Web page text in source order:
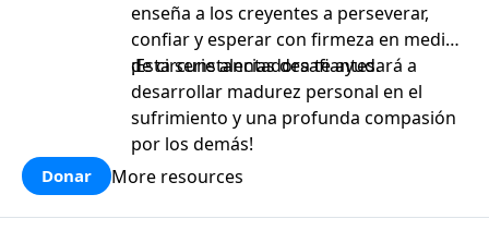
enseña a los creyentes a perseverar,
confiar y esperar con firmeza en medio
de circunstancias desafiantes.
¡Esta serie alentadora te ayudará a
desarrollar madurez personal en el
sufrimiento y una profunda compasión
por los demás!
Donar More resources